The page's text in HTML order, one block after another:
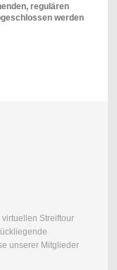
regulären
werden
Streiftour
unserer Mitglieder